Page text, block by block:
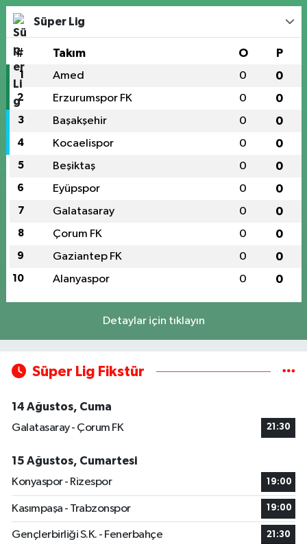
Süper Lig
# Takım O P
1 Amed 0 0
2 Erzurumspor FK 0 0
3 Başakşehir 0 0
4 Kocaelispor 0 0
5 Beşiktaş 0 0
6 Eyüpspor 0 0
7 Galatasaray 0 0
8 Çorum FK 0 0
9 Gaziantep FK 0 0
10 Alanyaspor 0 0
Detaylar için tıklayın
Süper Lig Fikstür
14 Ağustos, Cuma
Galatasaray - Çorum FK
21:30
15 Ağustos, Cumartesi
Konyaspor - Rizespor
19:00
Kasımpaşa - Trabzonspor 19:00
Gençlerbirliği S.K. - Fenerbahçe 21:30